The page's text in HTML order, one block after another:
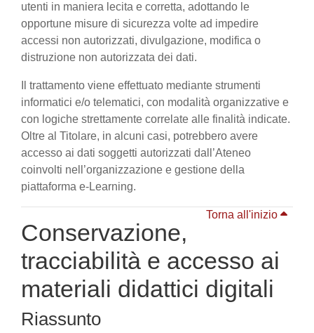
utenti in maniera lecita e corretta, adottando le
opportune misure di sicurezza volte ad impedire
accessi non autorizzati, divulgazione, modifica o
distruzione non autorizzata dei dati.
Il trattamento viene effettuato mediante strumenti
informatici e/o telematici, con modalità organizzative e
con logiche strettamente correlate alle finalità indicate.
Oltre al Titolare, in alcuni casi, potrebbero avere
accesso ai dati soggetti autorizzati dall’Ateneo
coinvolti nell’organizzazione e gestione della
piattaforma e-Learning.
Torna all'inizio
Conservazione,
tracciabilità e accesso ai
materiali didattici digitali
Riassunto